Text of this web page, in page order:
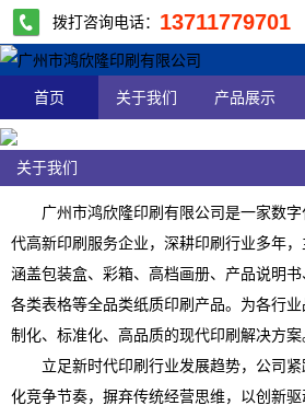
拨打咨询电话： 13711779701
首页 关于我们 产品展示
关于我们
广州市鸿欣隆印刷有限公司是一家数
代高新印刷服务企业，深耕印刷行业多年，
涵盖包装盒、彩箱、高档画册、产品说明书
各类表格等全品类纸质印刷产品。为各行
制化、标准化、高品质的现代印刷解决方案
立足新时代印刷行业发展趋势，公司
化竞争节奏，摒弃传统经营思维，以创新